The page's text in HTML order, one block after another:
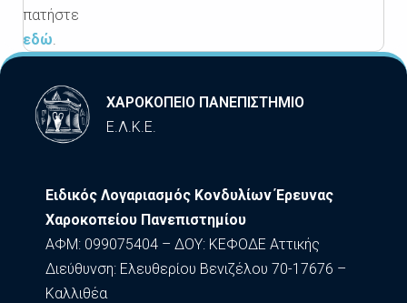
πατήστε
εδώ.
ΧΑΡΟΚΟΠΕΙΟ ΠΑΝΕΠΙΣΤΗΜΙΟ
Ε.Λ.Κ.Ε.
Ειδικός Λογαριασμός Κονδυλίων Έρευνας
Χαροκοπείου Πανεπιστημίου
ΑΦΜ: 099075404 – ΔΟΥ: ΚΕΦΟΔΕ Αττικής
Διεύθυνση: Ελευθερίου Βενιζέλου 70-17676 –
Καλλιθέα